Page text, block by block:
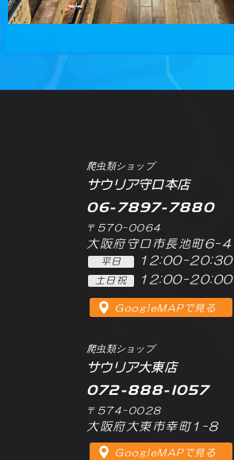
爬虫類ショップ
サウリア守口本店
06-7897-7880
〒570-0064
大阪府守口市長池町6-4
平日 12:00-20:30
土日祝 12:00-20:00
GoogleMAPで見る
爬虫類ショップ
サウリア大東店
072-888-1057
〒574-0028
大阪府大東市幸町1-8
GoogleMAPで見る